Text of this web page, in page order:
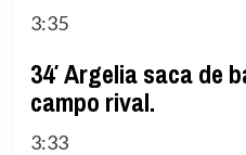
3:35
34′ Argelia saca de
campo rival.
3:33